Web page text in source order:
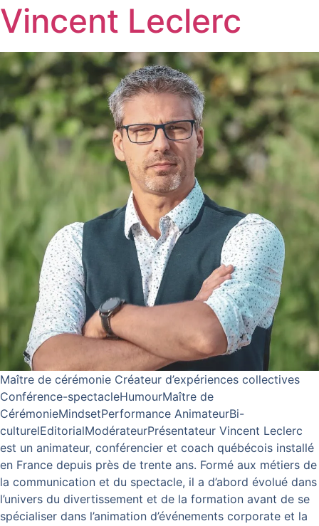
Vincent Leclerc
Maître de cérémonie Créateur d’expériences collectives
Conférence-spectacleHumourMaître de
CérémonieMindsetPerformance AnimateurBi-
culturelEditorialModérateurPrésentateur Vincent Leclerc
est un animateur, conférencier et coach québécois installé
en France depuis près de trente ans. Formé aux métiers de
la communication et du spectacle, il a d’abord évolué dans
l’univers du divertissement et de la formation avant de se
spécialiser dans l’animation d’événements corporate et la